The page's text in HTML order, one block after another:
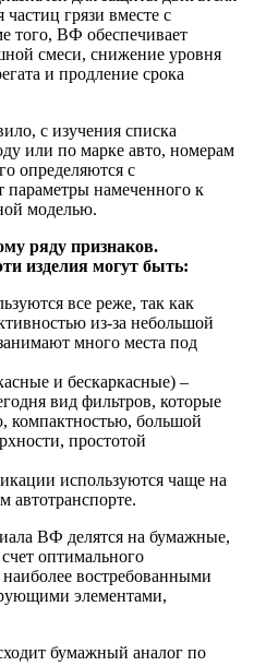
грязи вместе с
того, ВФ обеспечивает
смеси, снижение уровня
и продление срока
с изучения списка
или по марке авто, номерам
определяются с
параметры намеченного к
моделью.
ряду признаков.
изделия могут быть:
все реже, так как
из-за небольшой
много места под
и бескаркасные) –
вид фильтров, которые
компактностью, большой
простотой
используются чаще на
автотранспорте.
ВФ делятся на бумажные,
оптимального
востребованными
элементами,
бумажный аналог по